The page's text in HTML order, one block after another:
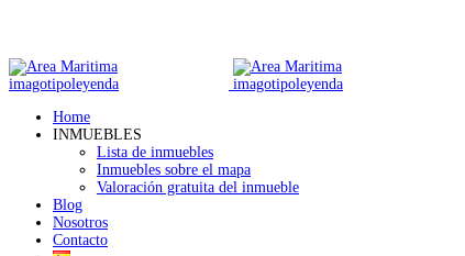
Home
INMUEBLES
Lista de inmuebles
Inmuebles sobre el mapa
Valoración gratuita del inmueble
Blog
Nosotros
Contacto